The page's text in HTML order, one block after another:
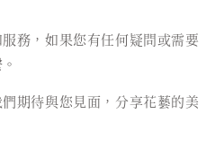
務，如果您有任何疑問或需要
期待與您見面，分享花藝的美